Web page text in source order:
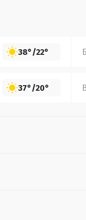
38°/22°
37°/20°